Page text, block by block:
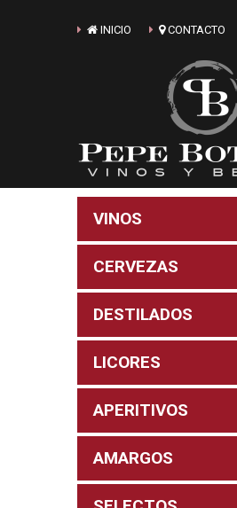
INICIO CONTACTO
VINOS
CERVEZAS
DESTILADOS
LICORES
APERITIVOS
AMARGOS